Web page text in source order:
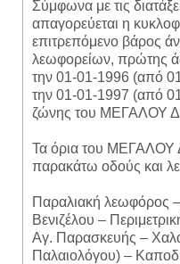
Σύμφωνα με τις
απαγορεύεται η
επιτρεπόμενο βάρος
λεωφορείων, πρώτης
την 01-01-1996 (από
την 01-01-1997 (από
ζώνης του ΜΕΓΑΛΟΥ
Τα όρια του ΜΕΓΑΛΟΥ
παρακάτω οδούς και
Παραλιακή λεωφόρος
Βενιζέλου –
Αγ. Παρασκευής –
Παλαιολόγου) –